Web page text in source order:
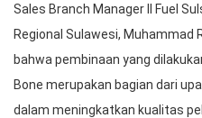
Sales Branch Manager II Fuel
Regional Sulawesi, Muhammad
bahwa pembinaan yang
Bone merupakan bagian dari
dalam meningkatkan kualitas